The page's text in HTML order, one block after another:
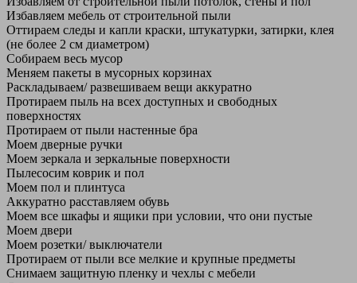
Избавляем мебель от строительной пыли
Оттираем следы и капли краски, штукатурки, затирки, клея
(не более 2 см диаметром)
Собираем весь мусор
Меняем пакеты в мусорных корзинах
Раскладываем/ развешиваем вещи аккуратно
Протираем пыль на всех доступных и свободных
поверхностях
Протираем от пыли настенные бра
Моем дверные ручки
Моем зеркала и зеркальные поверхности
Пылесосим коврик и пол
Моем пол и плинтуса
Аккуратно расставляем обувь
Моем все шкафы и ящики при условии, что они пустые
Моем двери
Моем розетки/ выключатели
Протираем от пыли все мелкие и крупные предметы
Снимаем защитную пленку и чехлы с мебели